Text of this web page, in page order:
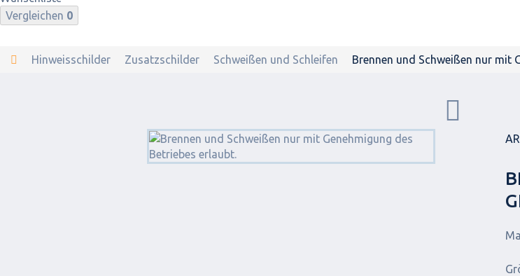
Vergleichen 0
Hinweisschilder Zusatzschilder Schweißen und Schleifen Brennen und Schweißen nur mit